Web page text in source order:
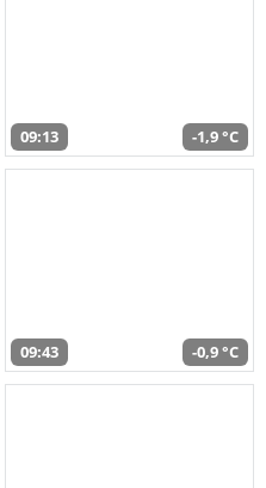
09:13 -1,9 °C
09:43 -0,9 °C